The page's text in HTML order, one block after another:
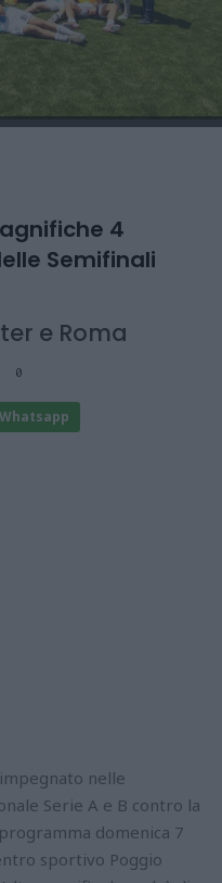
4
Semifinali
e Roma
0
Whatsapp
nelle
Serie A e B contro la
domenica 7
sportivo Poggio